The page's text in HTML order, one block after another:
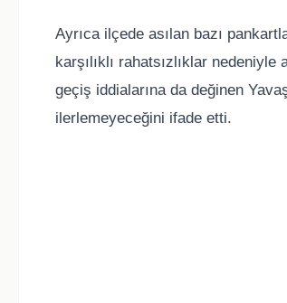
Ayrıca ilçede asılan bazı
karşılıklı rahatsızlıklar
geçiş iddialarına da değinen
ilerlemeyeceğini ifade etti.